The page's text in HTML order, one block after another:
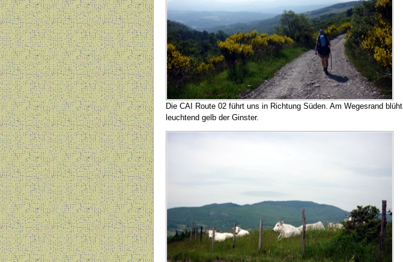
Die CAI Route 02 führt uns in Richtung Süden. Am Wegesrand blüht
leuchtend gelb der Ginster.